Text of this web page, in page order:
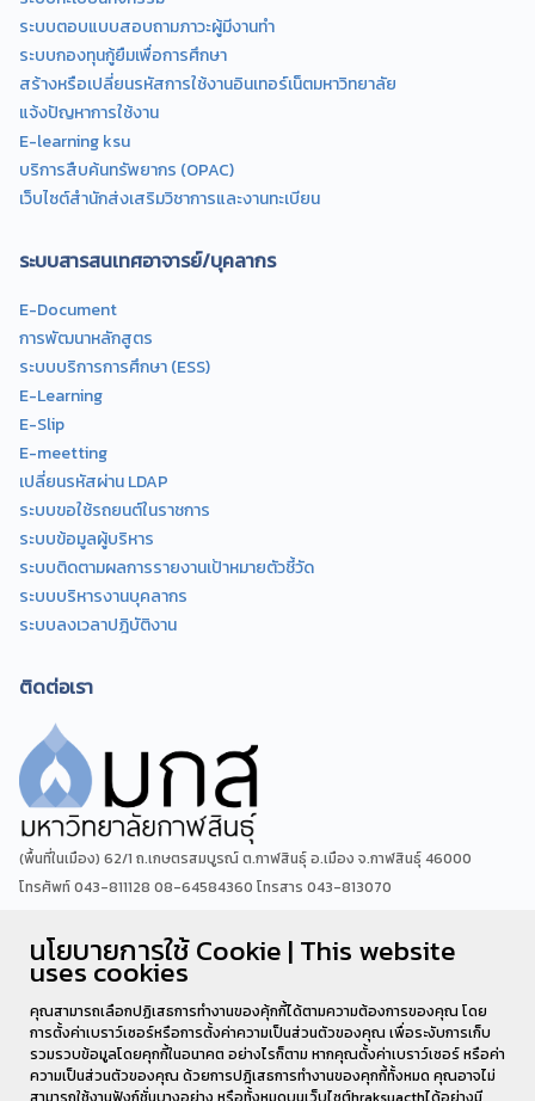
ระบบตอบแบบสอบถามภาวะผู้มีงานทำ
ระบบกองทุนกู้ยืมเพื่อการศึกษา
สร้างหรือเปลี่ยนรหัสการใช้งานอินเทอร์เน็ตมหาวิทยาลัย
แจ้งปัญหาการใช้งาน
E-learning ksu
บริการสืบค้นทรัพยากร (OPAC)
เว็บไซต์สำนักส่งเสริมวิชาการและงานทะเบียน
ระบบสารสนเทศอาจารย์/บุคลากร
E-Document
การพัฒนาหลักสูตร
ระบบบริการการศึกษา (ESS)
E-Learning
E-Slip
E-meetting
เปลี่ยนรหัสผ่าน LDAP
ระบบขอใช้รถยนต์ในราชการ
ระบบข้อมูลผู้บริหาร
ระบบติดตามผลการรายงานเป้าหมายตัวชี้วัด
ระบบบริหารงานบุคลากร
ระบบลงเวลาปฎิบัติงาน
ติดต่อเรา
(พื้นที่ในเมือง) 62/1 ถ.เกษตรสมบูรณ์ ต.กาฬสินธุ์ อ.เมือง จ.กาฬสินธุ์ 46000
โทรศัพท์ 043-811128 08-64584360 โทรสาร 043-813070
(พื้นที่นามน)13 หมู่ 14 ต.สงเปลือย อ.นามน จ.กาฬสินธุ์ 46230
โทรศัพท์ : 043-602-055 โทรสาร : 043-602-044
นโยบายการใช้ Cookie | This website
uses cookies
คุณสามารถเลือกปฏิเสธการทำงานของคุ้กกี้ได้ตามความต้องการของคุณ โดย
การตั้งค่าเบราว์เซอร์หรือการตั้งค่าความเป็นส่วนตัวของคุณ เพื่อระงับการเก็บ
รวมรวบข้อมูลโดยคุกกี้ในอนาคต อย่างไรก็ตาม หากคุณตั้งค่าเบราว์เซอร์ หรือค่า
ความเป็นส่วนตัวของคุณ ด้วยการปฎิเสธการทำงานของคุกกี้ทั้งหมด คุณอาจไม่